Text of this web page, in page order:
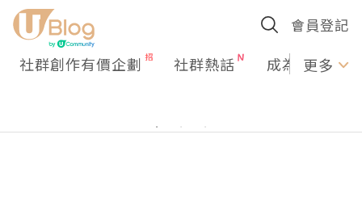
會員登記
社群創作有價企劃 社群熱話 成為U更多